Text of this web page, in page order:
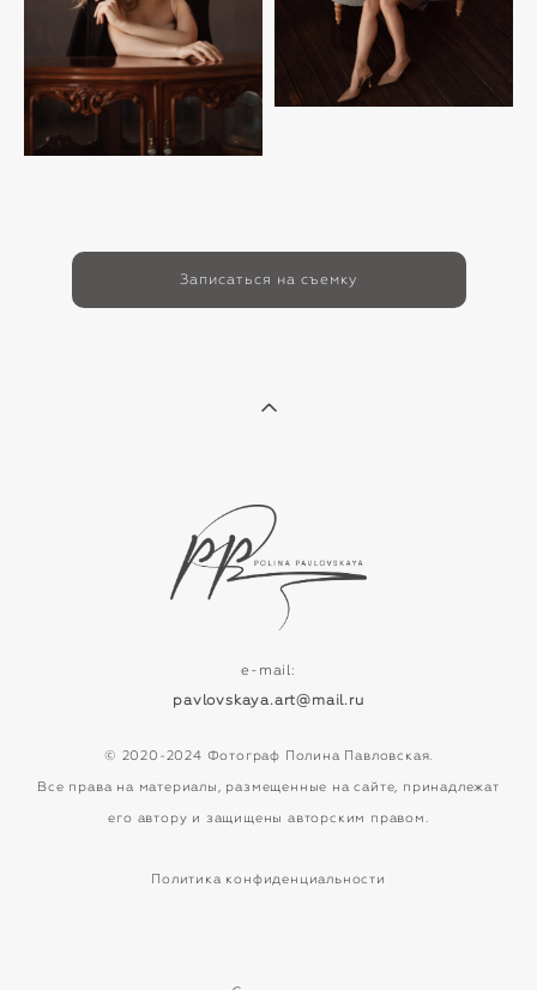
Записаться на съемку
e-mail:
pavlovskaya.art@mail.ru
© 2020-2024 Фотограф Полина Павловская.
Все права на материалы, размещенные на сайте, принадлежат
его автору и защищены авторским правом.
Политика конфиденциальности